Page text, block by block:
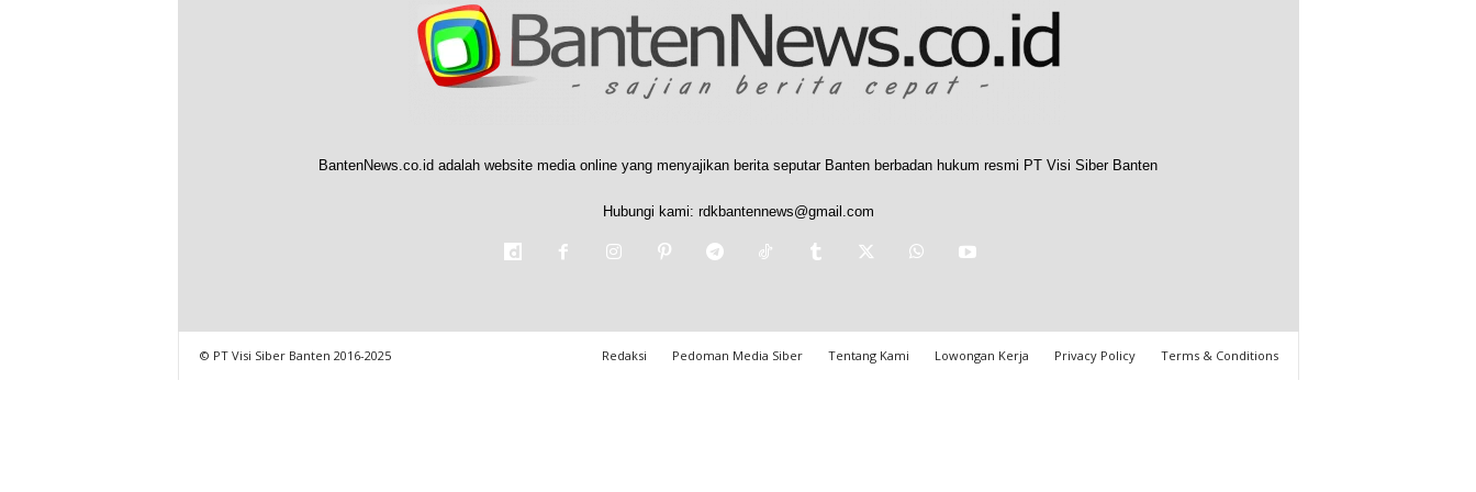
BantenNews.co.id adalah website media online yang menyajikan berita seputar Banten berbadan hukum resmi PT Visi Siber Banten
Hubungi kami: rdkbantennews@gmail.com
Redaksi Pedoman Media Siber Tentang Kami Lowongan Kerja Privacy Policy Terms & Conditions
© PT Visi Siber Banten 2016-2025